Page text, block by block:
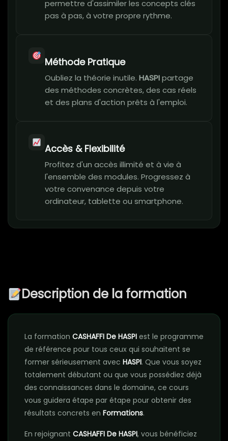
permettre d'assimiler les concepts clés
pas à pas, à votre propre rythme.
Méthode Pratique
Oubliez la théorie inutile. HASPIpartage
des méthodes concrètes, des cas réels
et des plans d'action prêts à l'emploi.
Accès & Flexibilité
Profitez d'un accès illimité et à vie à
l'ensemble des modules. Progressez à
votre convenance depuis votre
ordinateur, tablette ou smartphone.
Description de la formation
La formation CASHAFFI De HASPI est le programme
de référence pour tous ceux qui souhaitent se
former sérieusement avec HASPI. Que vous soyez
totalement débutant ou que vous possédiez déjà
des connaissances dans le domaine, ce cours
vous guidera étape par étape pour obtenir des
résultats concrets en Formations.
En rejoignant CASHAFFI De HASPI, vous bénéficiez